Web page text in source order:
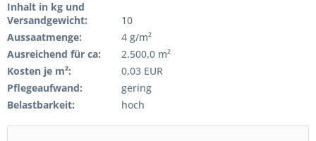
Inhalt in kg und
Versandgewicht:
10
Aussaatmenge:
4 g/m²
Ausreichend für ca:
2.500,0 m²
Kosten je m²:
0,03 EUR
Pflegeaufwand:
gering
Belastbarkeit:
hoch